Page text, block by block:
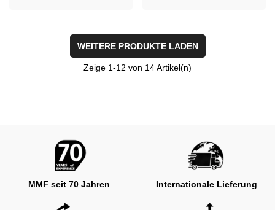
WEITERE PRODUKTE LADEN
Zeige 1-12 von 14 Artikel(n)
MMF seit 70 Jahren Internationale Lieferung